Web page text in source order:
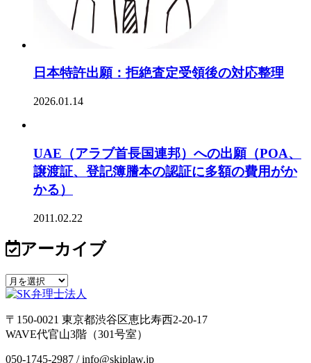
日本特許出願：拒絶査定受領後の対応整理
2026.01.14
UAE（アラブ首長国連邦）への出願（POA、
譲渡証、登記簿謄本の認証に多額の費用がか
かる）
2011.02.22
アーカイブ
〒150-0021 東京都渋谷区恵比寿西2-20-17
WAVE代官山3階（301号室）
050-1745-2987 / info@skiplaw.jp